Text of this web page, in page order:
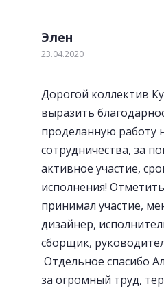
Посудосушители
Элен
23.04.2020
Дорогой коллектив
выразить
проделанную работу
сотрудничества, за
активное участие,
исполнения!
принимал участие,
дизайнер,
сборщик,
Отдельное спасибо
за огромный труд,